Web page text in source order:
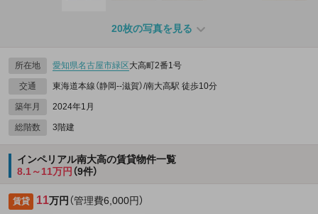
20枚の写真を見る
所在地 愛知県名古屋市緑区大高町2番1号
交通 東海道本線（静岡--滋賀）/南大高駅 徒歩10分
築年月 2024年1月
総階数 3階建
インペリアル南大高の賃貸物件一覧
8.1～11万円 （9件）
賃貸 11万円 （管理費6,000円）